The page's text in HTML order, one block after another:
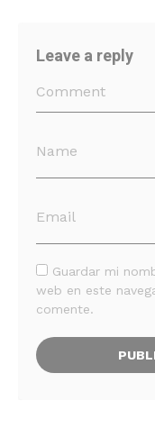
Leave a reply
Guardar mi
web en este
comente.